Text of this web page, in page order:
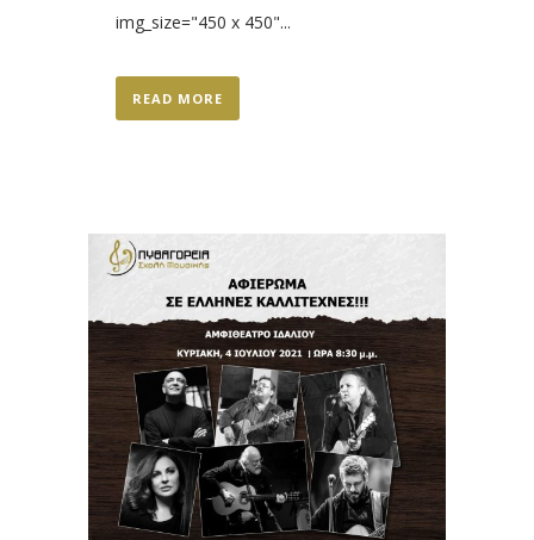
img_size="450 x 450"...
READ MORE